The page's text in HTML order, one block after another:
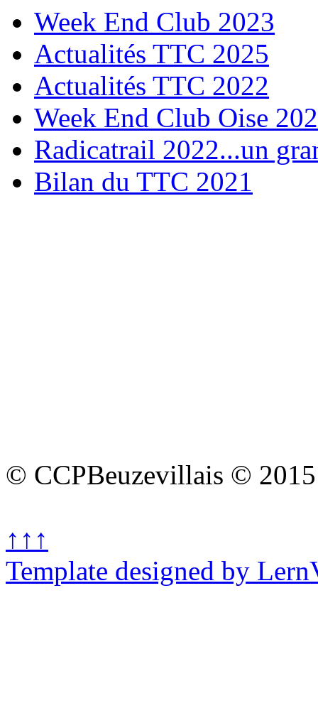
Week End Club 2023
Actualités TTC 2025
Actualités TTC 2022
Week End Club Oise
Radicatrail 2022...un
Bilan du TTC 2021
© CCPBeuzevillais © 2015
↑↑↑
Template designed by